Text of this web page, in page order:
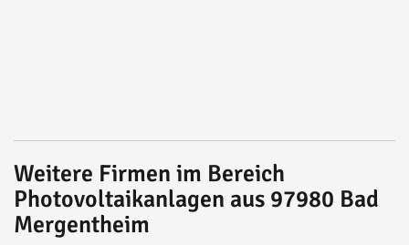
Weitere Firmen im Bereich
Photovoltaikanlagen aus 97980 Bad
Mergentheim